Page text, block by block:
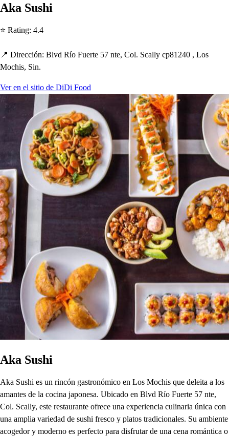
Aka Sushi
⭐ Rating: 4.4
📍 Dirección: Blvd Río Fuerte 57 nte, Col. Scally cp81240 , Los
Mochis, Sin.
Ver en el sitio de DiDi Food
Aka Sushi
Aka Sushi es un rincón gastronómico en Los Mochis que deleita a los
amantes de la cocina japonesa. Ubicado en Blvd Río Fuerte 57 nte,
Col. Scally, este restaurante ofrece una experiencia culinaria única con
una amplia variedad de sushi fresco y platos tradicionales. Su ambiente
acogedor y moderno es perfecto para disfrutar de una cena romántica o